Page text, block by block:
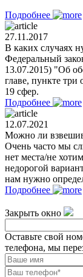
Подробнее
27.11.2017
В каких случаях
Федеральный
13.07.2015) "Об
главе, пункте три
19 сфер.
Подробнее
12.07.2021
Можно ли
Очень часто мы
нет места/не
недорогой
нам нужно
Подробнее
Закрыть окно
Оставьте свой
телефона, мы